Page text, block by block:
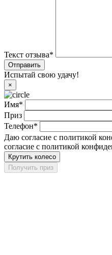
Текст отзыва*
Испытай свою удачу!
×
Имя*
Приз
Телефон*
Даю согласие с политикой
согласие с политикой